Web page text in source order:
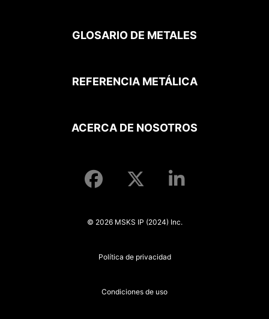
GLOSARIO DE METALES
REFERENCIA METÁLICA
ACERCA DE NOSOTROS
© 2026 MSKS IP (2024) Inc.
Política de privacidad
Condiciones de uso